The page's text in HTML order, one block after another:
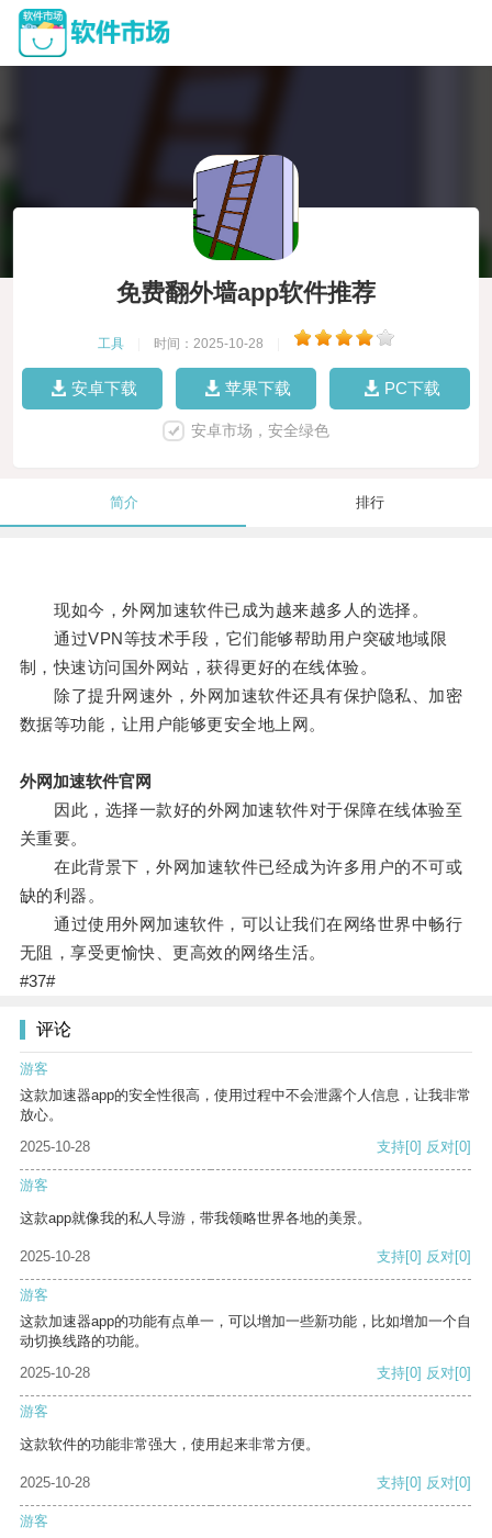
免费翻外墙app软件推荐
工具 时间：2025-10-28
安卓下载 苹果下载 PC下载
安卓市场，安全绿色
简介 排行
现如今，外网加速软件已成为越来越多人的选择。
通过VPN等技术手段，它们能够帮助用户突破地域限
制，快速访问国外网站，获得更好的在线体验。
除了提升网速外，外网加速软件还具有保护隐私、加密
数据等功能，让用户能够更安全地上网。
外网加速软件官网
因此，选择一款好的外网加速软件对于保障在线体验至
关重要。
在此背景下，外网加速软件已经成为许多用户的不可或
缺的利器。
通过使用外网加速软件，可以让我们在网络世界中畅行
无阻，享受更愉快、更高效的网络生活。
#37#
评论
游客
这款加速器app的安全性很高，使用过程中不会泄露个人信息，让我非常
放心。
2025-10-28
支持[0] 反对[0]
游客
这款app就像我的私人导游，带我领略世界各地的美景。
2025-10-28 支持[0] 反对[0]
游客
这款加速器app的功能有点单一，可以增加一些新功能，比如增加一个自
动切换线路的功能。
2025-10-28
支持[0] 反对[0]
游客
这款软件的功能非常强大，使用起来非常方便。
2025-10-28 支持[0] 反对[0]
游客